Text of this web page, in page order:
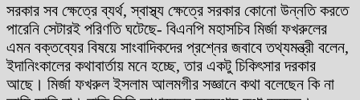
সরকার সব ক্ষেত্রে ব্যর্থ, স্বাস্থ্য ক্ষেত্রে সরকার কোনো উন্নতি করতে
পারেনি সেটারই পরিণতি ঘটেছে- বিএনপি মহাসচিব মির্জা ফখরুলের
এমন বক্তব্যের বিষয়ে সাংবাদিকদের প্রশ্নের জবাবে তথ্যমন্ত্রী বলেন,
ইদানিংকালের কথাবার্তায় মনে হচ্ছে, তার একটু চিকিৎসার দরকার
আছে। মির্জা ফখরুল ইসলাম আলমগীর সজ্ঞানে কথা বলেছেন কি না